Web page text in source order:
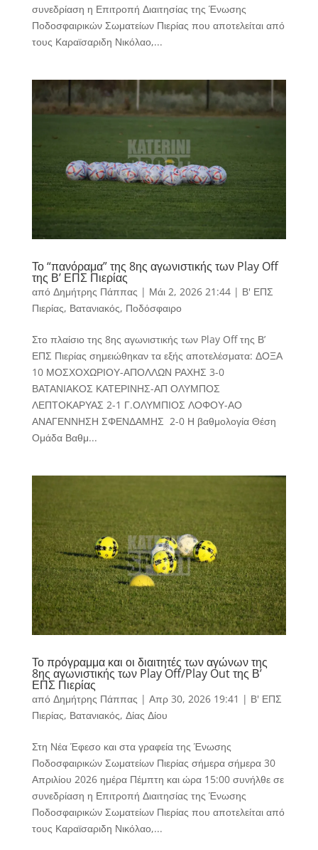
συνεδρίαση η Επιτροπή Διαιτησίας της Ένωσης
Ποδοσφαιρικών Σωματείων Πιερίας που αποτελείται από
τους Καραϊσαριδη Νικόλαο,...
Το “πανόραμα” της 8ης αγωνιστικής των Play Off
της Β’ ΕΠΣ Πιερίας
από Δημήτρης Πάππας | Μάι 2, 2026 21:44| Β' ΕΠΣ
Πιερίας, Βατανιακός, Ποδόσφαιρο
Στο πλαίσιο της 8ης αγωνιστικής των Play Off της Β’
ΕΠΣ Πιερίας σημειώθηκαν τα εξής αποτελέσματα: ΔΟΞΑ
10 ΜΟΣΧΟΧΩΡΙΟΥ-ΑΠΟΛΛΩΝ ΡΑΧΗΣ 3-0
ΒΑΤΑΝΙΑΚΟΣ ΚΑΤΕΡΙΝΗΣ-ΑΠ ΟΛΥΜΠΟΣ
ΛΕΠΤΟΚΑΡΥΑΣ 2-1 Γ.ΟΛΥΜΠΙΟΣ ΛΟΦΟΥ-ΑΟ
ΑΝΑΓΕΝΝΗΣΗ ΣΦΕΝΔΑΜΗΣ 2-0 Η βαθμολογία Θέση
Ομάδα Βαθμ...
Το πρόγραμμα και οι διαιτητές των αγώνων της
8ης αγωνιστικής των Play Off/Play Out της Β’
ΕΠΣ Πιερίας
από Δημήτρης Πάππας | Απρ 30, 2026 19:41 | Β' ΕΠΣ
Πιερίας, Βατανιακός, Δίας Δίου
Στη Νέα Έφεσο και στα γραφεία της Ένωσης
Ποδοσφαιρικών Σωματείων Πιερίας σήμερα σήμερα 30
Απριλίου 2026 ημέρα Πέμπτη και ώρα 15:00 συνήλθε σε
συνεδρίαση η Επιτροπή Διαιτησίας της Ένωσης
Ποδοσφαιρικών Σωματείων Πιερίας που αποτελείται από
τους Καραϊσαριδη Νικόλαο,...